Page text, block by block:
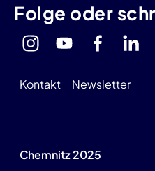
Folge oder
Kontakt Newsletter
Chemnitz 2025